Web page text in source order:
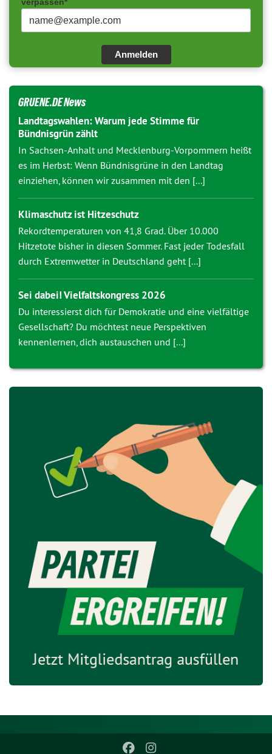
Anmelden
GRUENE.DE News
Landtagswahlen: Warum jede Stimme für
Bündnisgrün zählt
In Sachsen-Anhalt und Mecklenburg-Vorpommern heißt
es im Herbst: Wenn Bündnisgrüne in den Landtag
einziehen, können wir zusammen mit den [...]
Klimaschutz ist Hitzeschutz
Rekordtemperaturen von 41,8 Grad. Über 10.000
Hitzetote bisher in diesen Sommer. Fast jeder Todesfall
durch Extremwetter in Deutschland geht [...]
Sei dabei! Vielfaltskongress 2026
Du interessierst dich für Demokratie und eine vielfältige
Gesellschaft? Du möchtest neue Perspektiven
kennenlernen, dich austauschen und [...]